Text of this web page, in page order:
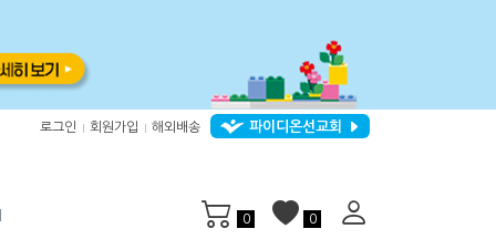
로그인 회원가입 해외배송 파이디온선교회
0 0